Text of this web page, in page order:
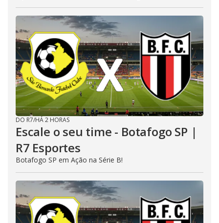
DO R7/HÁ 2 HORAS
Escale o seu time - Botafogo SP |
R7 Esportes
Botafogo SP em Ação na Série B!